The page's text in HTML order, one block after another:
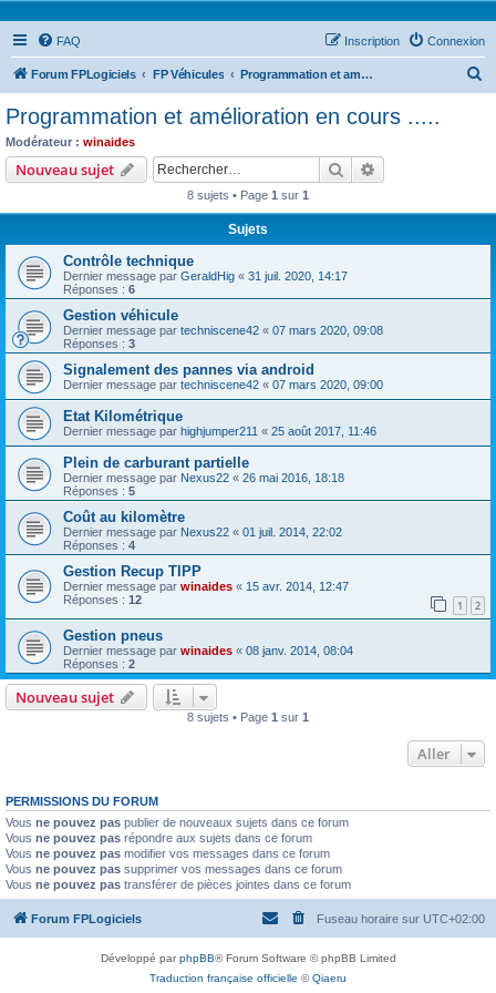
FAQ Connexion
Inscription
Forum FPLogiciels FP Véhicules Programmation et amélioration en cours .....
Programmation et amélioration en cours .....
Modérateur : winaides
Nouveau sujet Rechercher
8 sujets • Page 1 sur 1
Sujets
Contrôle technique
Dernier message par GeraldHig « 31 juil. 2020, 14:17
Réponses : 6
Gestion véhicule
Dernier message par techniscene42 « 07 mars 2020, 09:08
Réponses : 3
Signalement des pannes via android
Dernier message par techniscene42 « 07 mars 2020, 09:00
Etat Kilométrique
Dernier message par highjumper211 « 25 août 2017, 11:46
Plein de carburant partielle
Dernier message par Nexus22 « 26 mai 2016, 18:18
Réponses : 5
Coût au kilomètre
Dernier message par Nexus22 « 01 juil. 2014, 22:02
Réponses : 4
Gestion Recup TIPP
Dernier message par winaides « 15 avr. 2014, 12:47
Réponses : 12 1 2
Gestion pneus
Dernier message par winaides « 08 janv. 2014, 08:04
Réponses : 2
Nouveau sujet
8 sujets • Page 1 sur 1
Aller
PERMISSIONS DU FORUM
Vous ne pouvez pas publier de nouveaux sujets dans ce forum
Vous ne pouvez pas répondre aux sujets dans ce forum
Vous ne pouvez pas modifier vos messages dans ce forum
Vous ne pouvez pas supprimer vos messages dans ce forum
Vous ne pouvez pas transférer de pièces jointes dans ce forum
Forum FPLogiciels Fuseau horaire sur UTC+02:00
Développé parphpBB® Forum Software © phpBB Limited
Traduction française officielle ©Qiaeru